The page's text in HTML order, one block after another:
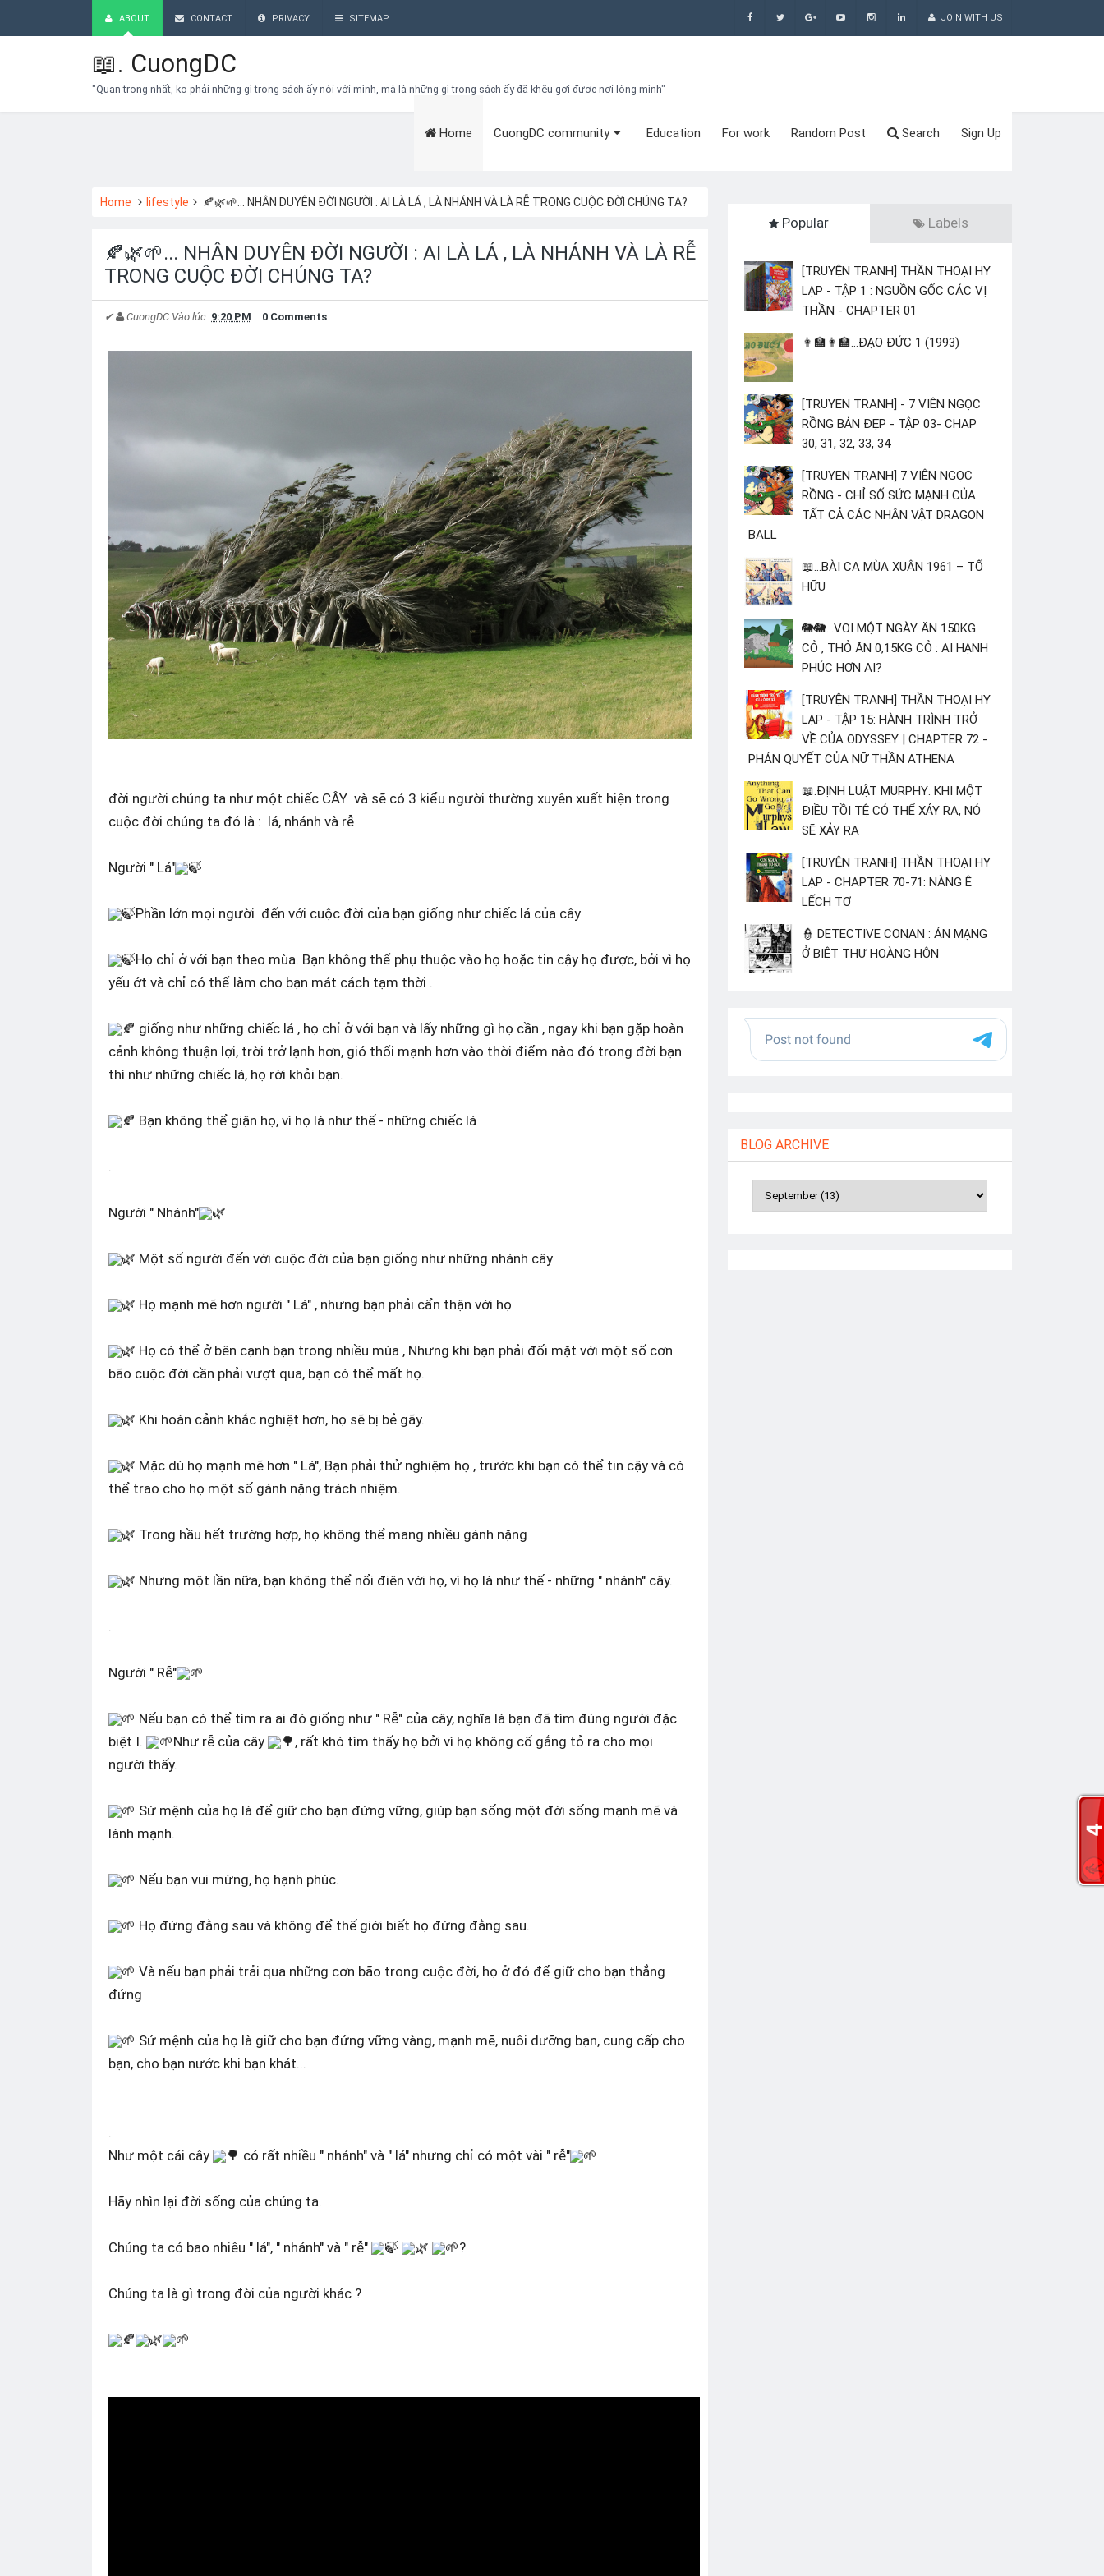
ABOUT CONTACT PRIVACY SITEMAP JOIN WITH US
📖. CuongDC
"Quan trọng nhất, ko phải những gì trong sách ấy nói với mình, mà là những gì trong sách ấy đã khêu gợi được nơi lòng mình"
Home CuongDC community Education For work Random Post Search Sign Up
Home lifestyle 🍂🌿🌱... NHÂN DUYÊN ĐỜI NGƯỜI : AI LÀ LÁ , LÀ NHÁNH VÀ LÀ RỄ TRONG CUỘC ĐỜI CHÚNG TA?
🍂🌿🌱... NHÂN DUYÊN ĐỜI NGƯỜI : AI LÀ LÁ , LÀ NHÁNH VÀ LÀ RỄ
TRONG CUỘC ĐỜI CHÚNG TA?
✔ CuongDC Vào lúc: 9:20 PM 0 Comments
đời người chúng ta như một chiếc CÂY và sẽ có 3 kiểu người thường xuyên xuất hiện trong
cuộc đời chúng ta đó là : lá, nhánh và rễ
Người " Lá" 🍃
🍃Phần lớn mọi người đến với cuộc đời của bạn giống như chiếc lá của cây
🍃Họ chỉ ở với bạn theo mùa. Bạn không thể phụ thuộc vào họ hoặc tin cậy họ được, bởi vì họ
yếu ớt và chỉ có thể làm cho bạn mát cách tạm thời .
🍂 giống như những chiếc lá , họ chỉ ở với bạn và lấy những gì họ cần , ngay khi bạn gặp hoàn
cảnh không thuận lợi, trời trở lạnh hơn, gió thổi mạnh hơn vào thời điểm nào đó trong đời bạn
thì như những chiếc lá, họ rời khỏi bạn.
🍂 Bạn không thể giận họ, vì họ là như thế - những chiếc lá
.
Người " Nhánh" 🌿
🌿 Một số người đến với cuộc đời của bạn giống như những nhánh cây
🌿 Họ mạnh mẽ hơn người " Lá" , nhưng bạn phải cẩn thận với họ
🌿 Họ có thể ở bên cạnh bạn trong nhiều mùa , Nhưng khi bạn phải đối mặt với một số cơn
bão cuộc đời cần phải vượt qua, bạn có thể mất họ.
🌿 Khi hoàn cảnh khắc nghiệt hơn, họ sẽ bị bẻ gãy.
🌿 Mặc dù họ mạnh mẽ hơn " Lá", Bạn phải thử nghiệm họ , trước khi bạn có thể tin cậy và có
thể trao cho họ một số gánh nặng trách nhiệm.
🌿 Trong hầu hết trường hợp, họ không thể mang nhiều gánh nặng
🌿 Nhưng một lần nữa, bạn không thể nổi điên với họ, vì họ là như thế - những " nhánh" cây.
.
Người " Rễ" 🌱
🌱 Nếu bạn có thể tìm ra ai đó giống như " Rễ" của cây, nghĩa là bạn đã tìm đúng người đặc
biệt I.
🌱Như rễ của cây
🌳, rất khó tìm thấy họ bởi vì họ không cố gắng tỏ ra cho mọi
người thấy.
🌱 Sứ mệnh của họ là để giữ cho bạn đứng vững, giúp bạn sống một đời sống mạnh mẽ và
lành mạnh.
🌱 Nếu bạn vui mừng, họ hạnh phúc.
🌱 Họ đứng đằng sau và không để thế giới biết họ đứng đằng sau.
🌱 Và nếu bạn phải trải qua những cơn bão trong cuộc đời, họ ở đó để giữ cho bạn thẳng
đứng
🌱 Sứ mệnh của họ là giữ cho bạn đứng vững vàng, mạnh mẽ, nuôi dưỡng bạn, cung cấp cho
bạn, cho bạn nước khi bạn khát...
.
Như một cái cây
🌳 có rất nhiều " nhánh" và " lá" nhưng chỉ có một vài " rễ" 🌱
Hãy nhìn lại đời sống của chúng ta.
Chúng ta có bao nhiêu " lá", " nhánh" và " rễ" 🍃 🌿 🌱?
Chúng ta là gì trong đời của người khác ?
🍂 🌿 🌱
Popular Labels
[TRUYỆN TRANH] THẦN THOẠI HY
LẠP - TẬP 1 : NGUỒN GỐC CÁC VỊ
THẦN - CHAPTER 01
👩‍🏫👩‍🏫...ĐẠO ĐỨC 1 (1993)
[TRUYEN TRANH] - 7 VIÊN NGỌC
RỒNG BẢN ĐẸP - TẬP 03- CHAP
30, 31, 32, 33, 34
[TRUYEN TRANH] 7 VIÊN NGỌC
RỒNG - CHỈ SỐ SỨC MẠNH CỦA
TẤT CẢ CÁC NHÂN VẬT DRAGON
BALL
📖...BÀI CA MÙA XUÂN 1961 – TỐ
HỮU
🐘🐘...VOI MỘT NGÀY ĂN 150KG
CỎ , THỎ ĂN 0,15KG CỎ : AI HẠNH
PHÚC HƠN AI?
[TRUYỆN TRANH] THẦN THOẠI HY
LẠP - TẬP 15: HÀNH TRÌNH TRỞ
VỀ CỦA ODYSSEY | CHAPTER 72 -
PHÁN QUYẾT CỦA NỮ THẦN ATHENA
📖.ĐỊNH LUẬT MURPHY: KHI MỘT
ĐIỀU TỒI TỆ CÓ THỂ XẢY RA, NÓ
SẼ XẢY RA
[TRUYỆN TRANH] THẦN THOẠI HY
LẠP - CHAPTER 70-71: NÀNG Ê
LẾCH TƠ
👮 DETECTIVE CONAN : ÁN MẠNG
Ở BIỆT THỰ HOÀNG HÔN
BLOG ARCHIVE
Bạn đang cần tìm kiếm gì?